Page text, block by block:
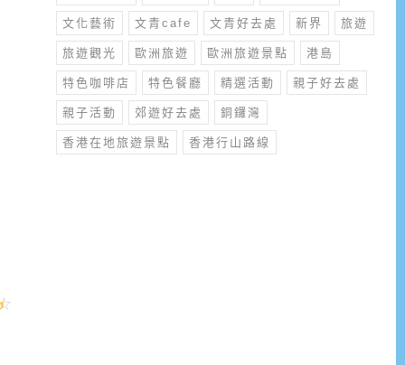
文化藝術 文青cafe 文青好去處 新界 旅遊
旅遊觀光 歐洲旅遊 歐洲旅遊景點 港島
特色咖啡店 特色餐廳 精選活動 親子好去處
親子活動 郊遊好去處 銅鑼灣
香港在地旅遊景點 香港行山路線